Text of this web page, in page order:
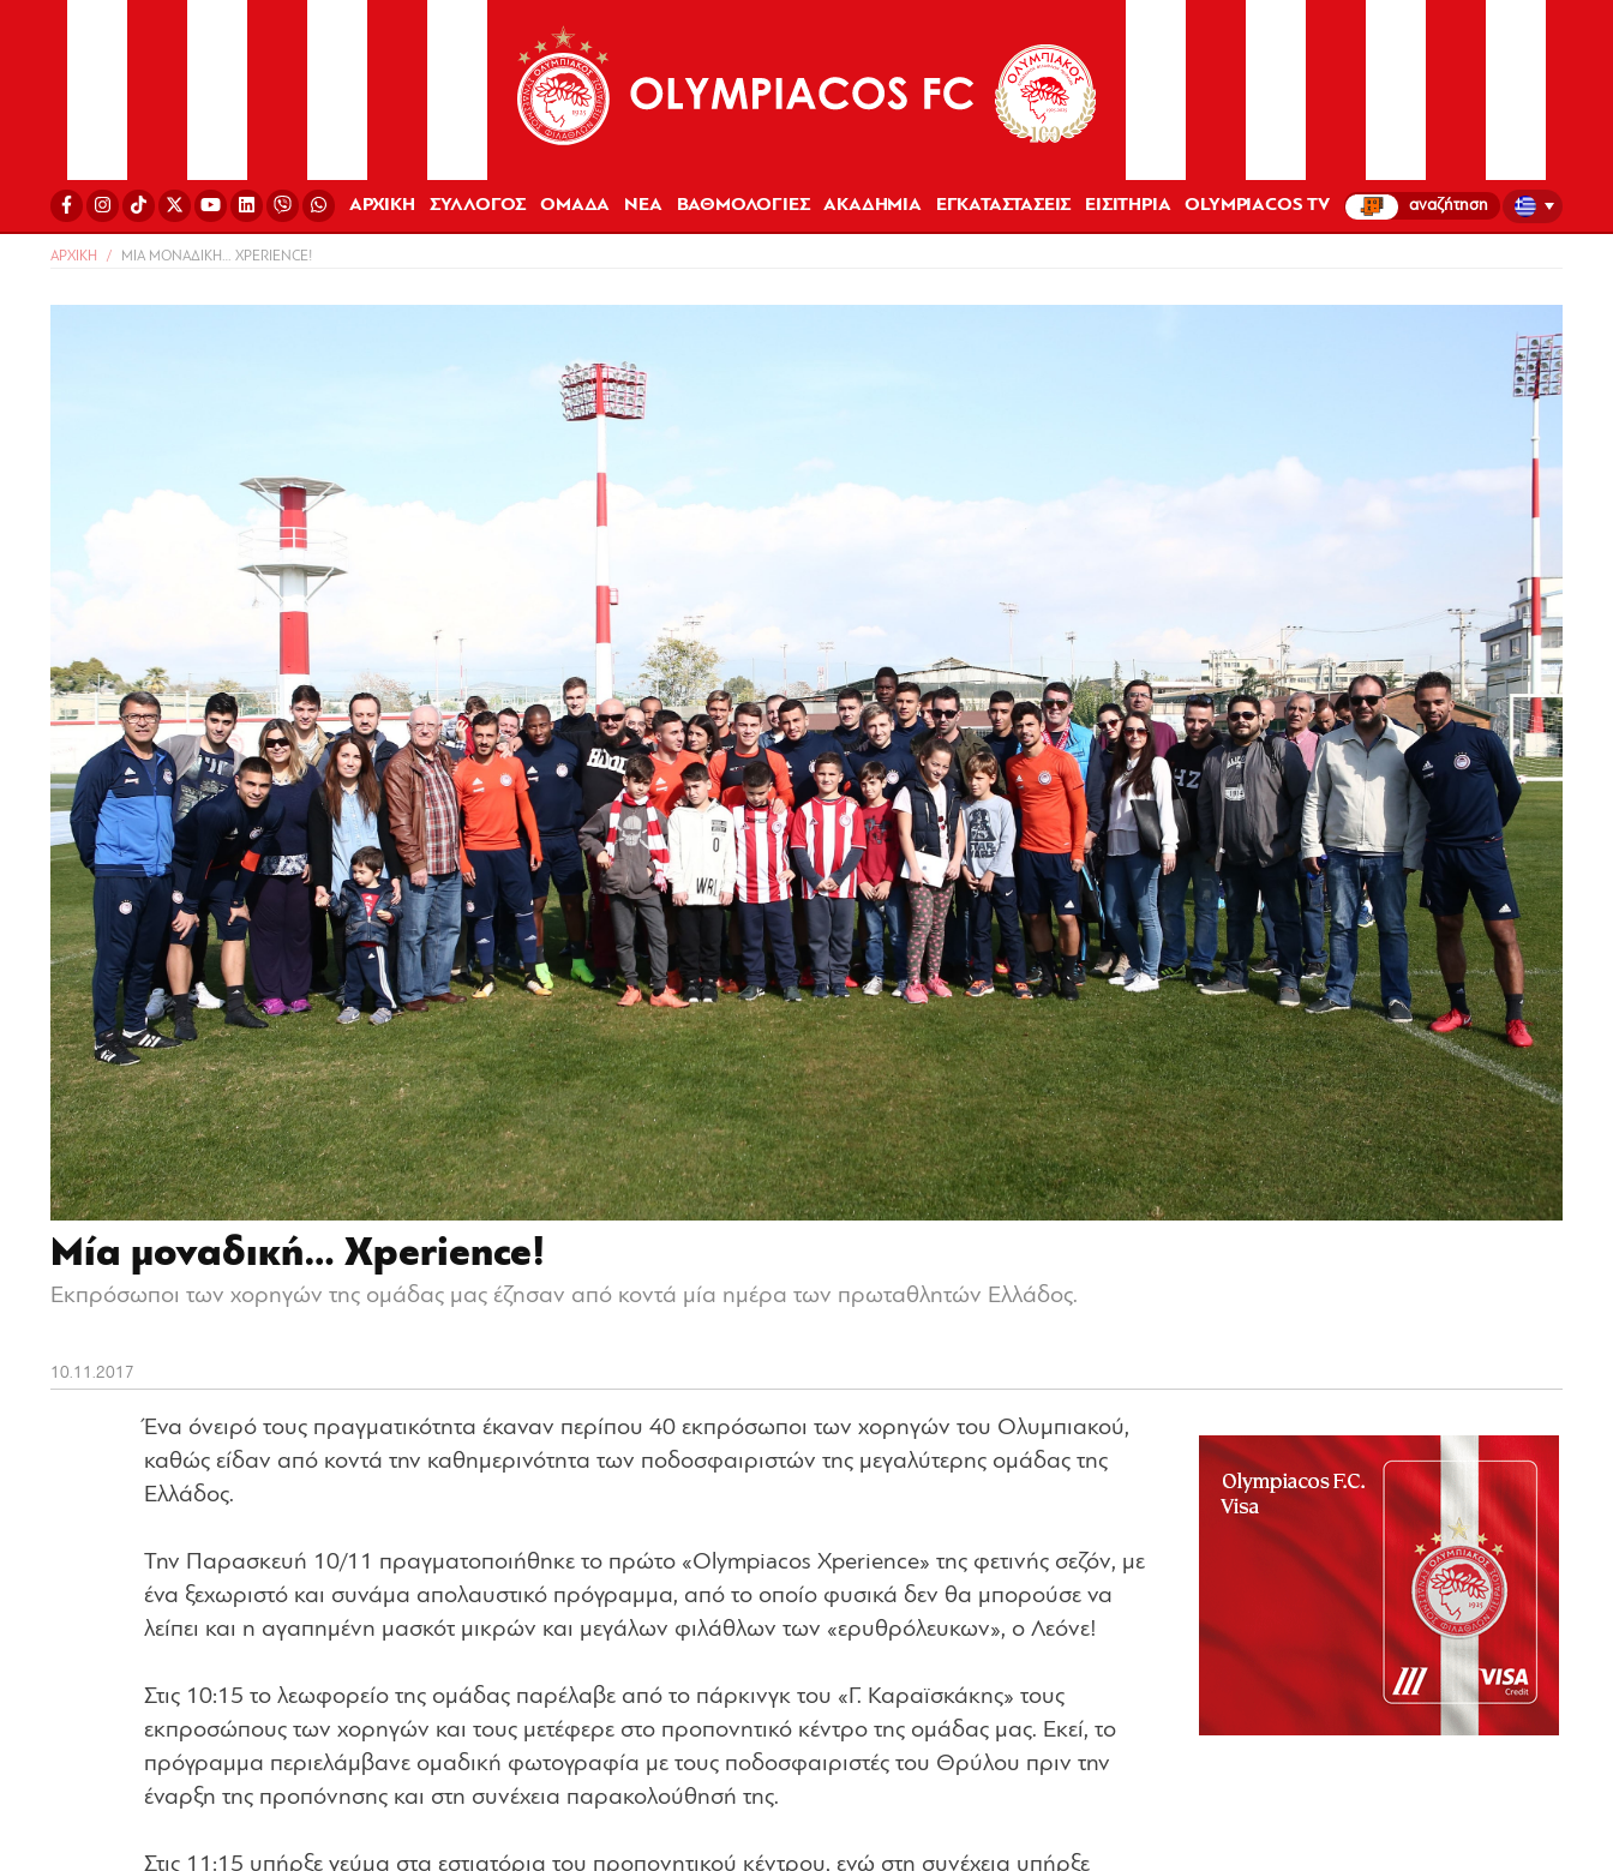
ΑΡΧΙΚΗ ΣΥΛΛΟΓΟΣ ΟΜΑΔΑ ΝΕΑ ΒΑΘΜΟΛΟΓΙΕΣ ΑΚΑΔΗΜΙΑ ΕΓΚΑΤΑΣΤΑΣΕΙΣ ΕΙΣΙΤΗΡΙΑ OLYMPIACOS TV
ΑΡΧΙΚΗ ΜΙΑ ΜΟΝΑΔΙΚΗ… XPERIENCE!
Μία μοναδική… Xperience!
Εκπρόσωποι των χορηγών της ομάδας μας έζησαν από κοντά μία ημέρα των πρωταθλητών Ελλάδος.
10.11.2017
Ένα όνειρό τους πραγματικότητα έκαναν περίπου 40 εκπρόσωποι των χορηγών του Ολυμπιακού,
καθώς είδαν από κοντά την καθημερινότητα των ποδοσφαιριστών της μεγαλύτερης ομάδας της
Ελλάδος.
Την Παρασκευή 10/11 πραγματοποιήθηκε το πρώτο «Olympiacos Xperience» της φετινής σεζόν, με
ένα ξεχωριστό και συνάμα απολαυστικό πρόγραμμα, από το οποίο φυσικά δεν θα μπορούσε να
λείπει και η αγαπημένη μασκότ μικρών και μεγάλων φιλάθλων των «ερυθρόλευκων», ο Λεόνε!
Στις 10:15 το λεωφορείο της ομάδας παρέλαβε από το πάρκινγκ του «Γ. Καραϊσκάκης» τους
εκπροσώπους των χορηγών και τους μετέφερε στο προπονητικό κέντρο της ομάδας μας. Εκεί, το
πρόγραμμα περιελάμβανε ομαδική φωτογραφία με τους ποδοσφαιριστές του Θρύλου πριν την
έναρξη της προπόνησης και στη συνέχεια παρακολούθησή της.
Στις 11:15 υπήρξε γεύμα στα εστιατόρια του προπονητικού κέντρου, ενώ στη συνέχεια υπήρξε